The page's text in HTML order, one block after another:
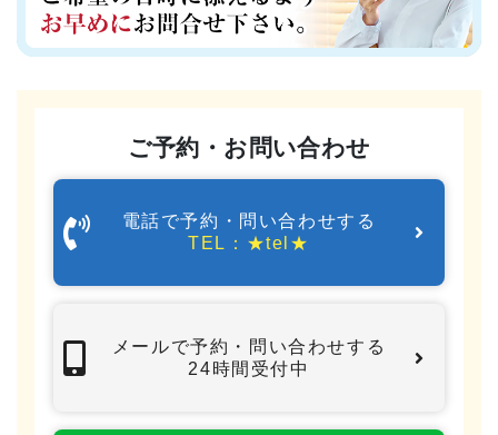
効果の確認
実際に、施術前と施術後でどれだけ変化が起こったのか
わかりやすく、丁寧にご説明いたします。
最後に料金をお支払いいただきます。
ご予約・お問い合わせ
電話で予約・問い合わせする
TEL：★tel★
メールで予約・問い合わせする
24時間受付中